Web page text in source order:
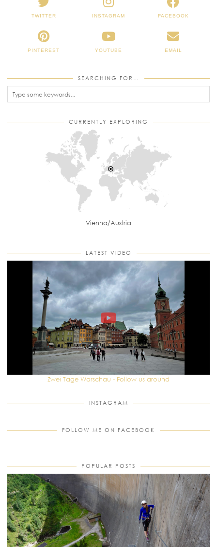
TWITTER INSTAGRAM FACEBOOK
PINTEREST YOUTUBE EMAIL
SEARCHING FOR…
CURRENTLY EXPLORING
Vienna/Austria
LATEST VIDEO
Zwei Tage Warschau - Follow us around
INSTAGRAM
FOLLOW ME ON FACEBOOK
POPULAR POSTS